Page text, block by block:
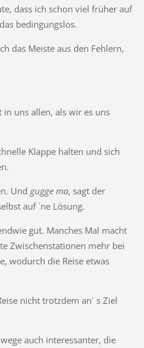
dass ich schon viel früher auf
bedingungslos.
das Meiste aus den Fehlern,
in uns allen, als wir es uns
Klappe halten und sich
Und gugge ma, sagt der
auf ´ne Lösung.
gut. Manches Mal macht
Zwischenstationen mehr bei
wodurch die Reise etwas
nicht trotzdem an´ s Ziel
auch interessanter, die